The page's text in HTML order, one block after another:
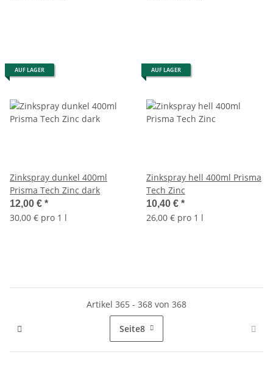
AUF LAGER
Zinkspray dunkel 400ml
Prisma Tech Zinc dark
12,00 € *
30,00 € pro 1 l
AUF LAGER
Zinkspray hell 400ml Prisma
Tech Zinc
10,40 € *
26,00 € pro 1 l
Artikel 365 - 368 von 368
Seite8